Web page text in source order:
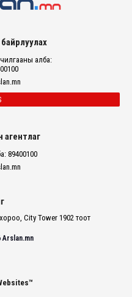
алба:
89400100
City Tower 1902 тоот
Arslan.mn